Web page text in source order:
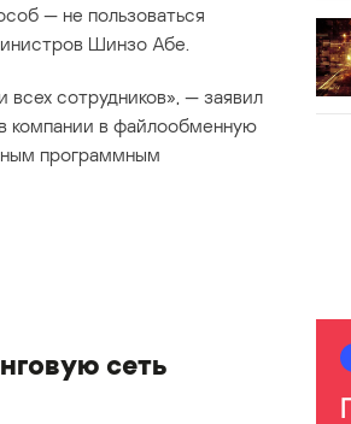
— не пользоваться
Шинзо Абе.
сотрудников», — заявил
компании в файлообменную
программным
сеть